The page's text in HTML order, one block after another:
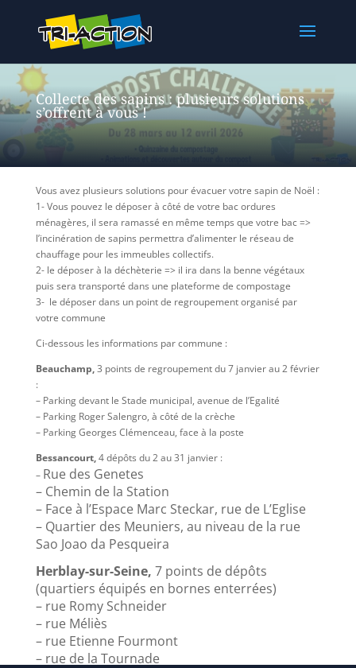
Collecte des sapins : plusieurs solutions
s’offrent à vous !
Vous avez plusieurs solutions pour évacuer votre sapin de Noël :
1- Vous pouvez le déposer à côté de votre bac ordures
ménagères, il sera ramassé en même temps que votre bac =>
l’incinération de sapins permettra d’alimenter le réseau de
chauffage pour les immeubles collectifs.
2- le déposer à la déchèterie => il ira dans la benne végétaux
puis sera transporté dans une plateforme de compostage
3- le déposer dans un point de regroupement organisé par
votre commune
Ci-dessous les informations par commune :
Beauchamp,3 points de regroupement du 7 janvier au 2 février
:
– Parking devant le Stade municipal, avenue de l’Egalité
– Parking Roger Salengro, à côté de la crèche
– Parking Georges Clémenceau, face à la poste
Bessancourt,4 dépôts du 2 au 31 janvier :
– Rue des Genetes
– Chemin de la Station
– Face à l’Espace Marc Steckar, rue de L’Eglise
– Quartier des Meuniers, au niveau de la rue
Sao Joao da Pesqueira
Herblay-sur-Seine, 7 points de dépôts
(quartiers équipés en bornes enterrées)
– rue Romy Schneider
– rue Méliès
– rue Etienne Fourmont
– rue de la Tournade